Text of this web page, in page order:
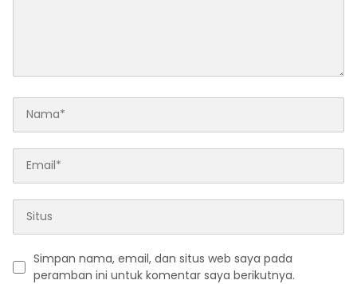
Simpan nama, email, dan situs web saya pada
peramban ini untuk komentar saya berikutnya.